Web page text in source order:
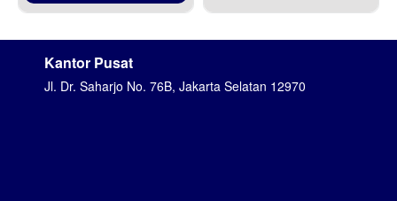
Kantor Pusat
Jl. Dr. Saharjo No. 76B, Jakarta Selatan 12970